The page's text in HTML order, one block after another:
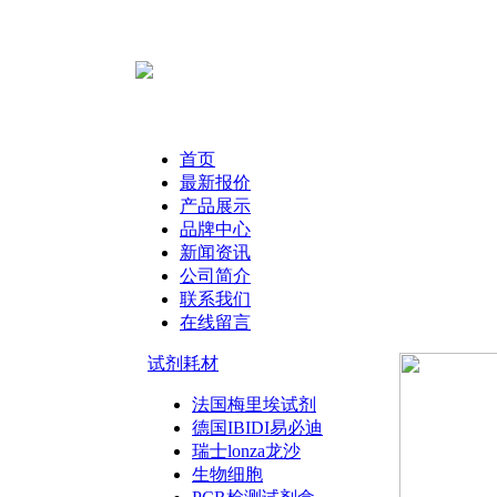
首页
最新报价
产品展示
品牌中心
新闻资讯
公司简介
联系我们
在线留言
试剂耗材
法国梅里埃试剂
德国IBIDI易必迪
瑞士lonza龙沙
生物细胞